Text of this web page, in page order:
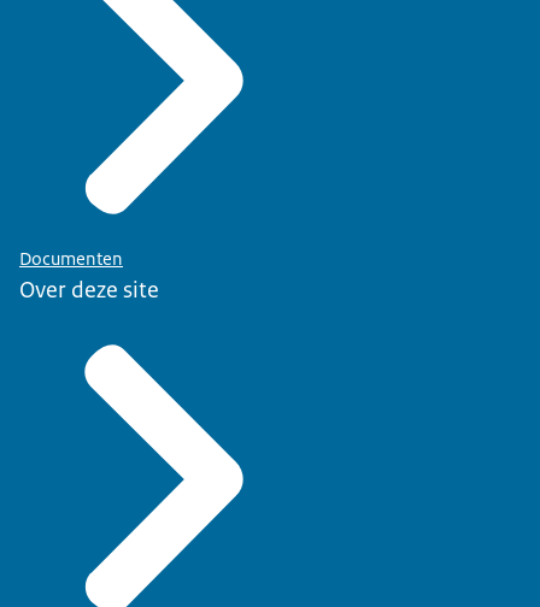
Documenten
Over deze site